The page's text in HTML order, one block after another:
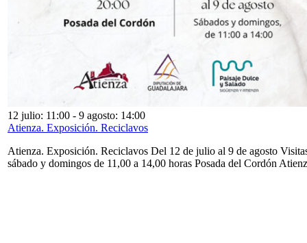
12 julio: 11:00 - 9 agosto: 14:00
Atienza. Exposición. Reciclavos
Atienza. Exposición. Reciclavos Del 12 de julio al 9 de agosto
sábado y domingos de 11,00 a 14,00 horas Posada del Cordón